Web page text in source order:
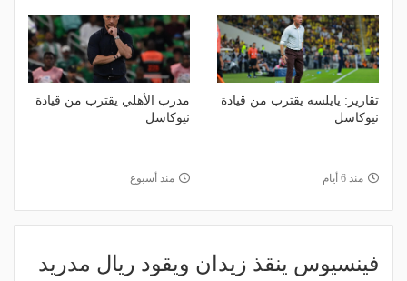
تقارير: يايلسه يقترب من قيادة
نيوكاسل
منذ 6 أيام
مدرب الأهلي يقترب من قيادة
نيوكاسل
منذ أسبوع
فينسيوس ينقذ زيدان ويقود ريال مدريد